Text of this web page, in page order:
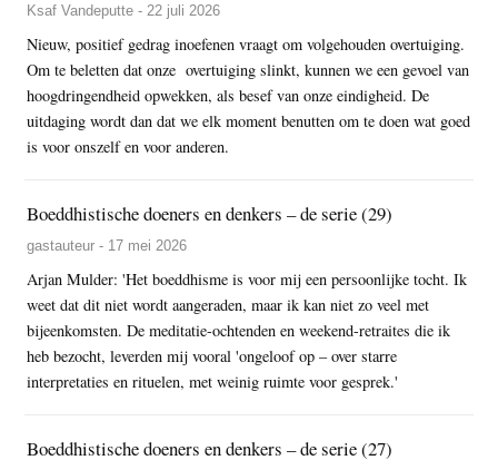
Ksaf Vandeputte - 22 juli 2026
Nieuw, positief gedrag inoefenen vraagt om volgehouden overtuiging.
Om te beletten dat onze overtuiging slinkt, kunnen we een gevoel van
hoogdringendheid opwekken, als besef van onze eindigheid. De
uitdaging wordt dan dat we elk moment benutten om te doen wat goed
is voor onszelf en voor anderen.
Boeddhistische doeners en denkers – de serie (29)
gastauteur - 17 mei 2026
Arjan Mulder: 'Het boeddhisme is voor mij een persoonlijke tocht. Ik
weet dat dit niet wordt aangeraden, maar ik kan niet zo veel met
bijeenkomsten. De meditatie-ochtenden en weekend-retraites die ik
heb bezocht, leverden mij vooral 'ongeloof op – over starre
interpretaties en rituelen, met weinig ruimte voor gesprek.'
Boeddhistische doeners en denkers – de serie (27)